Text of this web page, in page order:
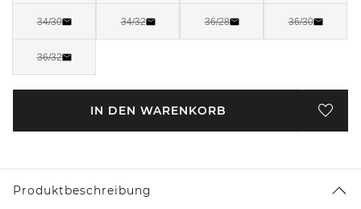
34/30 34/32 36/28 36/30
36/32
IN DEN WARENKORB
Produktbeschreibung